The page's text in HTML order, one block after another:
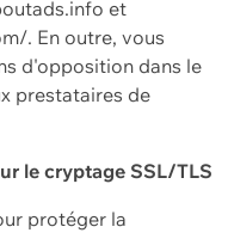
et
. En outre, vous
d'opposition dans le
prestataires de
le cryptage SSL/TLS
protéger la